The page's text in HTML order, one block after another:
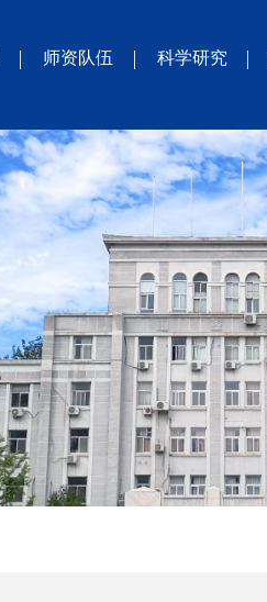
师资队伍 科学研究